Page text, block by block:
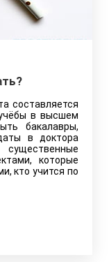
составляется
в высшем
бакалавры,
в доктора
которые
кто учится по